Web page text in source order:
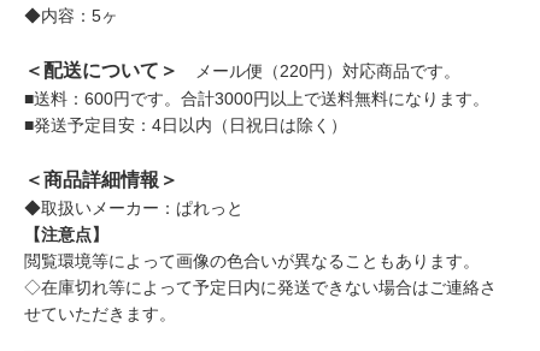
◆内容：5ヶ
＜配送について＞
メール便（220円）対応商品です。
■送料：600円です。合計3000円以上で送料無料になります。
■発送予定目安：4日以内（日祝日は除く）
＜商品詳細情報＞
◆取扱いメーカー：ぱれっと
【注意点】
閲覧環境等によって画像の色合いが異なることもあります。
◇在庫切れ等によって予定日内に発送できない場合はご連絡さ
せていただきます。